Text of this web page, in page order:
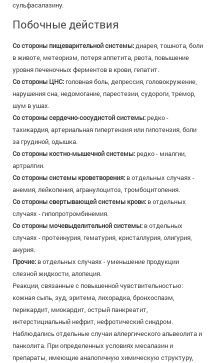
сульфасалазину.
Побочные действия
Со стороны пищеварительной системы:диарея, тошнота, боли
в животе, метеоризм, потеря аппетита, рвота, повышение
уровня печеночных ферментов в крови, гепатит.
Со стороны ЦНС: головная боль, депрессия, головокружение,
нарушения сна, недомогание, парестезии, судороги, тремор,
шум в ушах.
Со стороны сердечно-сосудистой системы: редко -
тахикардия, артериальная гипертензия или гипотензия, боли
за грудиной, одышка.
Со стороны костно-мышечной системы: редко - миалгии,
артралгии.
Со стороны системы кроветворения: в отдельных случаях -
анемия, лейкопения, агранулоцитоз, тромбоцитопения.
Со стороны свертывающей системы крови: в отдельных
случаях - гипопротромбинемия.
Со стороны мочевыделительной системы: в отдельных
случаях - протеинурия, гематурия, кристаллурия, олигурия,
анурия.
Прочие: в отдельных случаях - уменьшение продукции
слезной жидкости, алопеция.
Реакции, связанные с повышенной чувствительностью:
кожная сыпь, зуд, эритема, лихорадка, бронхоспазм,
перикардит, миокардит, острый панкреатит,
интерстициальный нефрит, нефротический синдром.
Наблюдались отдельные случаи аллергического альвеолита и
панколита. При определенных условиях месалазин и
препараты, имеющие аналогичную химическую структуру,